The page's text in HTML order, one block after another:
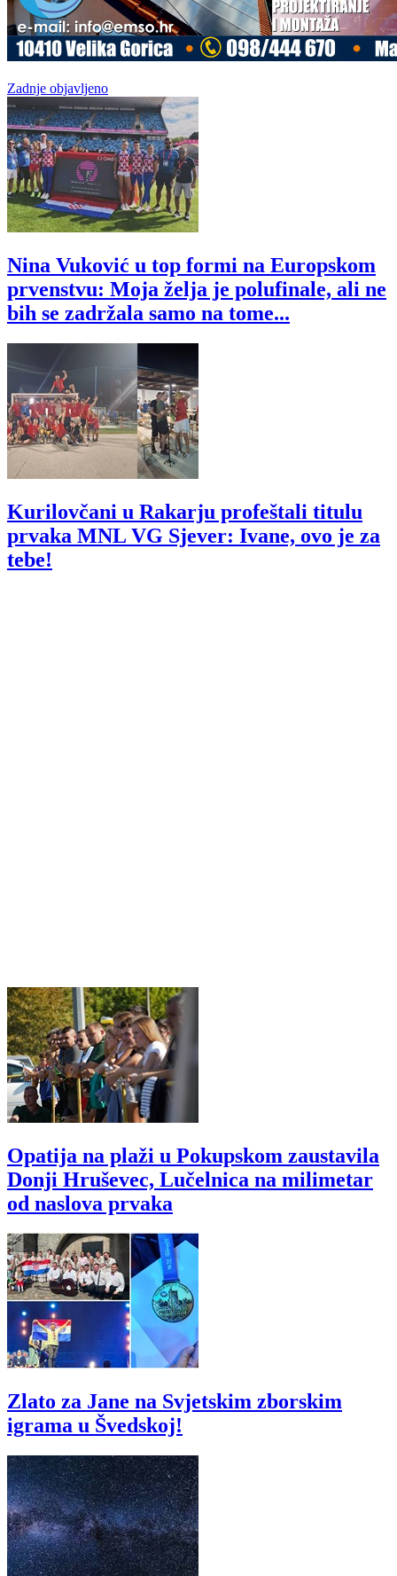
Zadnje objavljeno
Nina Vuković u top formi na Europskom
prvenstvu: Moja želja je polufinale, ali ne
bih se zadržala samo na tome...
Kurilovčani u Rakarju profeštali titulu
prvaka MNL VG Sjever: Ivane, ovo je za
tebe!
Opatija na plaži u Pokupskom zaustavila
Donji Hruševec, Lučelnica na milimetar
od naslova prvaka
Zlato za Jane na Svjetskim zborskim
igrama u Švedskoj!